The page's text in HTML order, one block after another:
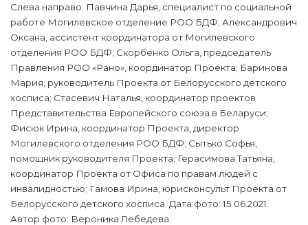
Слева направо: Павчина Дарья, специалист по социальной
работе Могилевское отделение РОО БДФ; Александрович
Оксана, ассистент координатора от Могилевского
отделения РОО БДФ; Скорбенко Ольга, председатель
Правления РОО «Рано», координатор Проекта; Баринова
Мария, руководитель Проекта от Белорусского детского
хосписа; Стасевич Наталья, координатор проектов
Представительства Европейского союза в Беларуси;
Фисюк Ирина, координатор Проекта, директор
Могилевского отделения РОО БДФ; Сытько Софья,
помощник руководителя Проекта; Герасимова Татьяна,
координатор Проекта от Офиса по правам людей с
инвалидностью; Гамова Ирина, юрисконсульт Проекта от
Белорусского детского хосписа. Дата фото: 15.06.2021.
Автор фото: Вероника Лебедева.